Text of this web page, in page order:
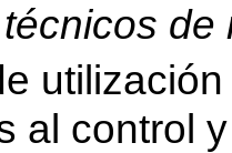
al control